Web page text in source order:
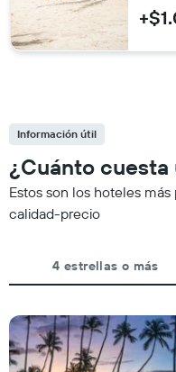
Información útil
¿Cuánto
Estos son los hoteles
calidad-precio
4 estrellas o más